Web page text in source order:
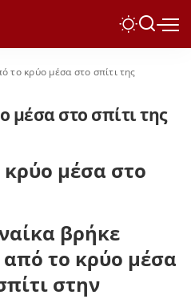
το κρύο μέσα στο σπίτι της
μέσα στο σπίτι της
βρήκε
το κρύο μέσα
στην